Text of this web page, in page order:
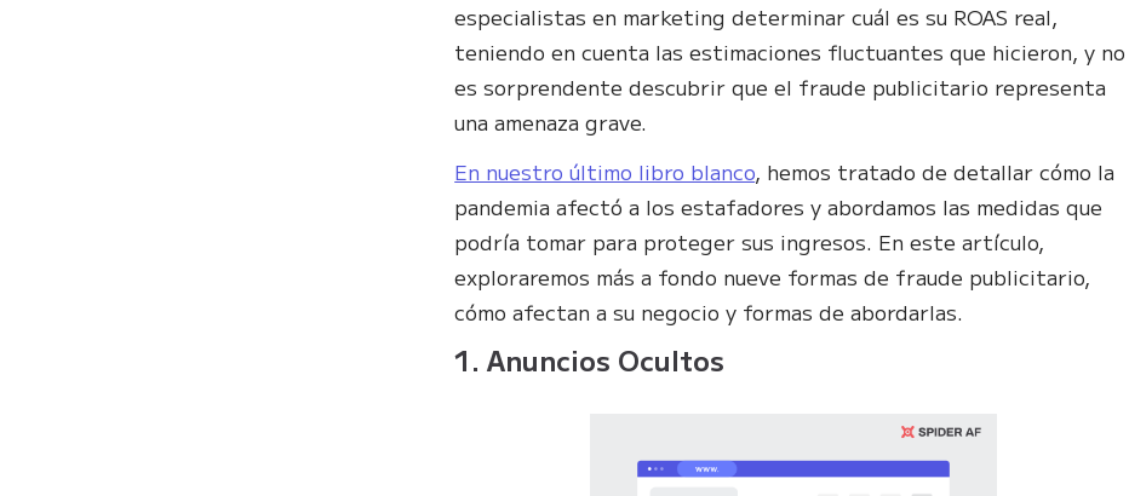
especialistas en marketing determinar cuál es su ROAS real,
teniendo en cuenta las estimaciones fluctuantes que hicieron, y no
es sorprendente descubrir que el fraude publicitario representa
una amenaza grave.
En nuestro último libro blanco, hemos tratado de detallar cómo la
pandemia afectó a los estafadores y abordamos las medidas que
podría tomar para proteger sus ingresos. En este artículo,
exploraremos más a fondo nueve formas de fraude publicitario,
cómo afectan a su negocio y formas de abordarlas.
1. Anuncios Ocultos